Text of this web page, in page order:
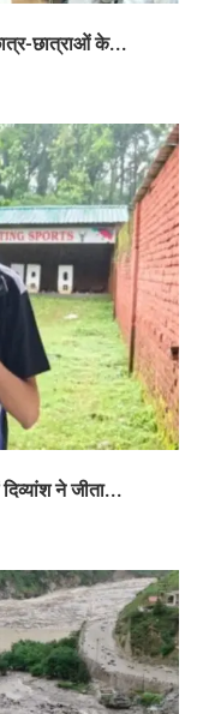
छात्राओं के...
ने जीता...